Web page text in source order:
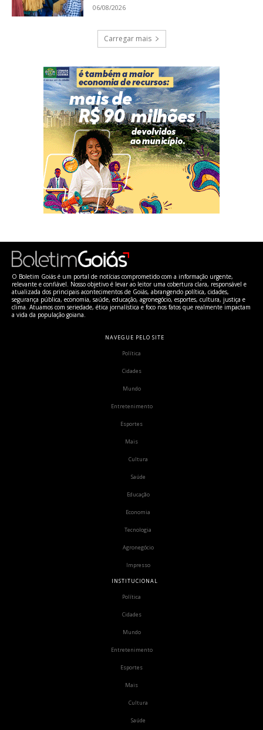
06/08/2026
Carregar mais
O Boletim Goiás é um portal de notícias comprometido com a informação urgente,
relevante e confiável. Nosso objetivo é levar ao leitor uma cobertura clara, responsável e
atualizada dos principais acontecimentos de Goiás, abrangendo política, cidades,
segurança pública, economia, saúde, educação, agronegócio, esportes, cultura, justiça e
clima. Atuamos com seriedade, ética jornalística e foco nos fatos que realmente impactam
a vida da população goiana.
NAVEGUE PELO SITE
Política
Cidades
Mundo
Entretenimento
Esportes
Mais
Cultura
Saúde
Educação
Economia
Tecnologia
Agronegócio
Impresso
INSTITUCIONAL
Política
Cidades
Mundo
Entretenimento
Esportes
Mais
Cultura
Saúde